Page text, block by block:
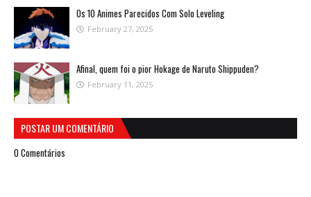
Os 10 Animes Parecidos Com Solo Leveling
February 27, 2025
Afinal, quem foi o pior Hokage de Naruto Shippuden?
February 11, 2025
POSTAR UM COMENTÁRIO
0 Comentários